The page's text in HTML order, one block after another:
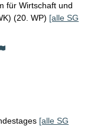
für Wirtschaft und
(20. WP) [alle SG
[alle SG